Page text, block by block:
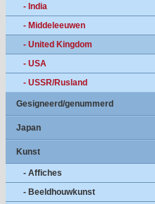
- India
- Middeleeuwen
- United Kingdom
- USA
- USSR/Rusland
Gesigneerd/genummerd
Japan
Kunst
- Affiches
- Beeldhouwkunst